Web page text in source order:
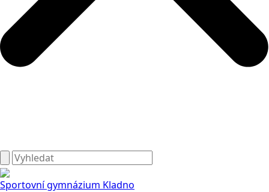
Sportovní gymnázium Kladno